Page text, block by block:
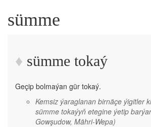
sümme
sümme tokaý
Geçip bolmaýan gür tokaý.
Kemsiz ýaraglanan birnäçe ýigitler
sümme tokaýyň etegine ýetip
Gowşudow, Mähri-Wepa)